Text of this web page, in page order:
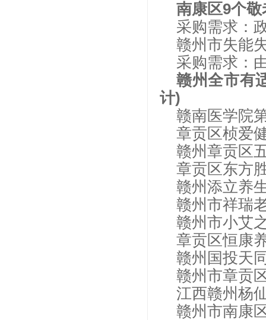
南康区9个敬
采购需求：
赣州市失能
采购需求：
赣州全市有
计)
赣南医学院
章贡区桢爱
赣州章贡区
章贡区东方
赣州添立养
赣州市祥瑞
赣州市小艾
章贡区恒康
赣州国投天
赣州市章贡
江西赣州杨
赣州市南康